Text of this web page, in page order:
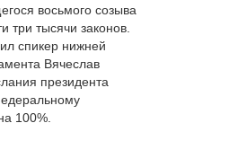
восьмого созыва
три тысячи законов.
спикер нижней
Вячеслав
президента
100%.